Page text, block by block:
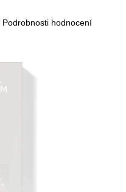
Podrobnosti hodnocení